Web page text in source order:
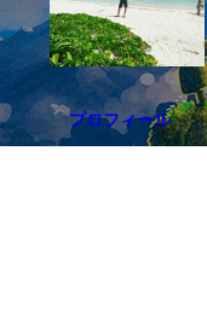
プロフィール